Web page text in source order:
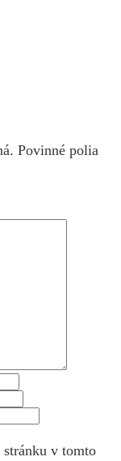
Povinné polia
v tomto